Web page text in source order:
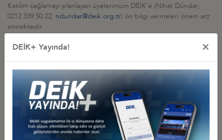
Katılım sağlamayı planlayan üyelerimizin DEİK’e (Nihat Dündar;
0212 339 50 22; ndundar@deik.org.tr) ön bilgi vermeleri önem arz
etmektedir.
Saygılarımla,
Ek1: Fas 22. Uluslararası Eğitim Fuarı ile ilgili yazı
İlgili Dosyalar
Bilgi
DEİK+ Yayında! ×